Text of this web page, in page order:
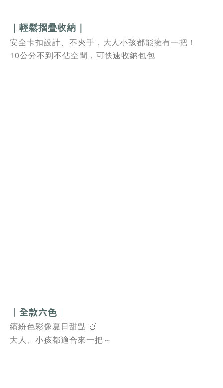
｜輕鬆摺疊收納｜
安全卡扣設計、不夾手，大人小孩都能擁有一把！
10公分不到不佔空間，可快速收納包包
｜全款六色｜
繽紛色彩像夏日甜點 🍧
大人、小孩都適合來一把～